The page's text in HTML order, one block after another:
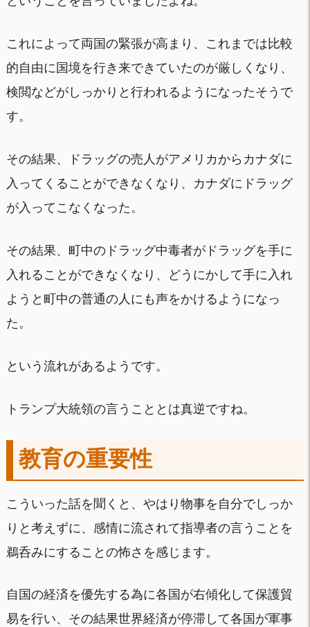
これによって両国の緊張が高まり、これまでは比較
的自由に国境を行き来できていたのが厳しくなり、
検閲などがしっかりと行われるようになったそうで
す。
その結果、ドラッグの売人がアメリカからカナダに
入ってくることができなくなり、カナダにドラッグ
が入ってこなくなった。
その結果、町中のドラッグ中毒者がドラッグを手に
入れることができなくなり、どうにかして手に入れ
ようと町中の普通の人にも声をかけるようになっ
た。
という流れがあるようです。
トランプ大統領の言うこととは真逆ですね。
教育の重要性
こういった話を聞くと、やはり物事を自分でしっか
りと考えずに、感情に流されて指導者の言うことを
鵜呑みにすることの怖さを感じます。
自国の経済を優先する為に各国が右傾化して保護貿
易を行い、その結果世界経済が停滞して各国が軍事